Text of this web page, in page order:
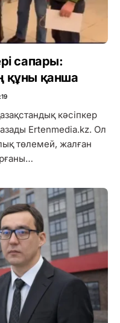
сапары:
құны қанша
кәсіпкер
Ertenmedia.kz. Ол
төлемей, жалған